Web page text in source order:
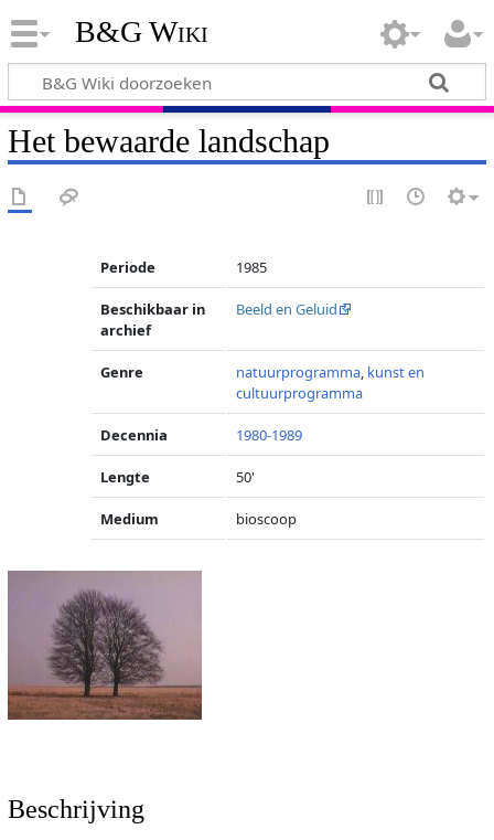
B&G Wiki
Het bewaarde landschap
Periode 1985
Beschikbaar in
archief
Beeld en Geluid
Genre natuurprogramma, kunst en
cultuurprogramma
Decennia 1980-1989
Lengte 50'
Medium bioscoop
Beschrijving